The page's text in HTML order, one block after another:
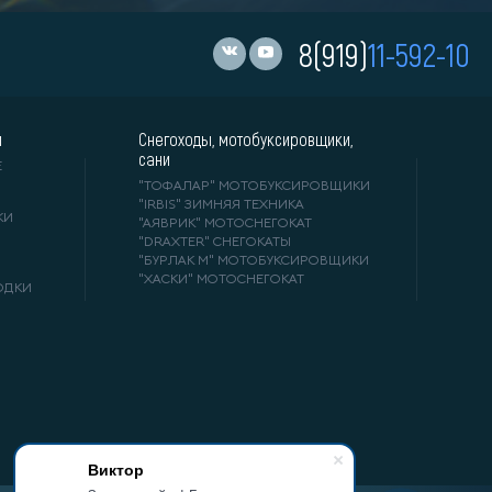
Виктор
8(919)11-592-10
Снегоходы, мотобуксировщики,
сани
"ТОФАЛАР" МОТОБУКСИРОВЩИКИ
"IRBIS" ЗИМНЯЯ ТЕХНИКА
"АЯВРИК" МОТОСНЕГОКАТ
"DRAXTER" СНЕГОКАТЫ
"БУРЛАК М" МОТОБУКСИРОВЩИКИ
"ХАСКИ" МОТОСНЕГОКАТ